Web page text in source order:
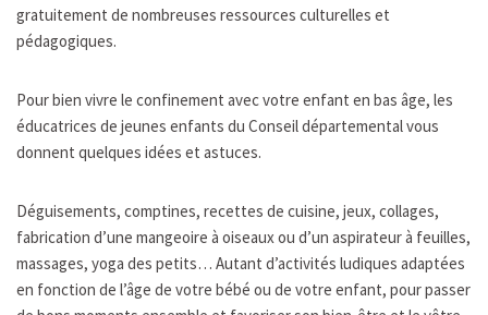
gratuitement de nombreuses ressources culturelles et
pédagogiques.
Pour bien vivre le confinement avec votre enfant en bas âge, les
éducatrices de jeunes enfants du Conseil départemental vous
donnent quelques idées et astuces.
Déguisements, comptines, recettes de cuisine, jeux, collages,
fabrication d’une mangeoire à oiseaux ou d’un aspirateur à feuilles,
massages, yoga des petits… Autant d’activités ludiques adaptées
en fonction de l’âge de votre bébé ou de votre enfant, pour passer